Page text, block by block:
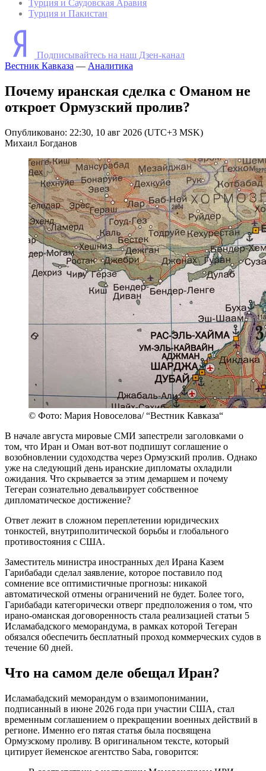
Турция и Саудовская Аравия
Турция и Пакистан
Подписывайтесь на наш Дзен-канал
Вестник Кавказа — Аналитика
Почему иранская сделка с Оманом не
откроет Ормузский пролив?
Опубликовано: 22:30, 10 авг 2026 (UTC+3 MSK)
Михаил Богданов
© Фото: Мария Новоселова/ “Вестник Кавказа“
В начале августа мировые СМИ запестрели заголовками о
том, что Иран и Оман вот-вот подпишут соглашение о
возобновлении судоходства через Ормузский пролив. Однако
уже на следующий день иранские дипломаты охладили
ожидания. Что скрывается за этим демаршем и почему
Тегеран сознательно девальвирует собственное
дипломатическое достижение?
Ответ лежит в сложном переплетении юридических
тонкостей, внутриполитической борьбы и глобального
противостояния с США.
Заместитель министра иностранных дел Ирана Казем
Гарибабади сделал заявление, которое поставило под
сомнение все оптимистичные прогнозы: никакой
автоматической отмены ограничений не будет. Более того,
Гарибабади категорически отверг предположения о том, что
ирано-оманская договоренность стала реализацией статьи 5
Исламабадского меморандума, в рамках которой Тегеран
обязался обеспечить бесплатный проход коммерческих судов в
течение 60 дней.
Что на самом деле обещал Иран?
Исламабадский меморандум о взаимопонимании,
подписанный в июне 2026 года при участии США, стал
временным соглашением о прекращении военных действий в
регионе. Именно его пятая статья была посвящена
Ормузскому проливу. В оригинальном тексте, который
цитирует йеменское агентство Saba, говорится: